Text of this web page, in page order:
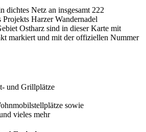
dichtes Netz an insgesamt 222
Projekts Harzer Wandernadel
Ostharz sind in dieser Karte mit
markiert und mit der offiziellen Nummer
und Grillplätze
sowie
vieles mehr